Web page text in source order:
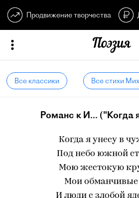
Продвижение творчества
Все классики Все стихи
Романс к И... ("Когда
Когда я унесу в
Под небо южной
Мою жестокую
Мои
И люди с злобой